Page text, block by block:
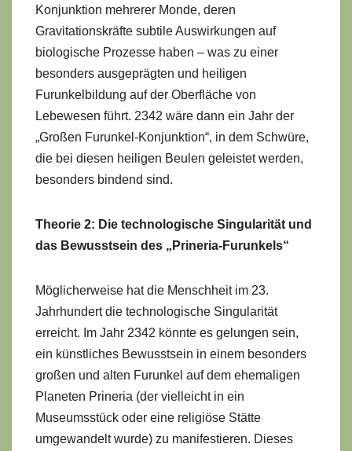
Konjunktion mehrerer Monde, deren
Gravitationskräfte subtile Auswirkungen auf
biologische Prozesse haben – was zu einer
besonders ausgeprägten und heiligen
Furunkelbildung auf der Oberfläche von
Lebewesen führt. 2342 wäre dann ein Jahr der
„Großen Furunkel-Konjunktion“, in dem Schwüre,
die bei diesen heiligen Beulen geleistet werden,
besonders bindend sind.
Theorie 2: Die technologische Singularität und
das Bewusstsein des „Prineria-Furunkels“
Möglicherweise hat die Menschheit im 23.
Jahrhundert die technologische Singularität
erreicht. Im Jahr 2342 könnte es gelungen sein,
ein künstliches Bewusstsein in einem besonders
großen und alten Furunkel auf dem ehemaligen
Planeten Prineria (der vielleicht in ein
Museumsstück oder eine religiöse Stätte
umgewandelt wurde) zu manifestieren. Dieses